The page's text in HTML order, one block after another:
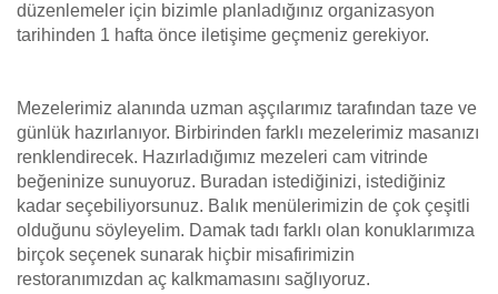
düzenlemeler için bizimle planladığınız organizasyon
tarihinden 1 hafta önce iletişime geçmeniz gerekiyor.
Mezelerimiz alanında uzman aşçılarımız tarafından taze ve
günlük hazırlanıyor. Birbirinden farklı mezelerimiz masanızı
renklendirecek. Hazırladığımız mezeleri cam vitrinde
beğeninize sunuyoruz. Buradan istediğinizi, istediğiniz
kadar seçebiliyorsunuz. Balık menülerimizin de çok çeşitli
olduğunu söyleyelim. Damak tadı farklı olan konuklarımıza
birçok seçenek sunarak hiçbir misafirimizin
restoranımızdan aç kalkmamasını sağlıyoruz.